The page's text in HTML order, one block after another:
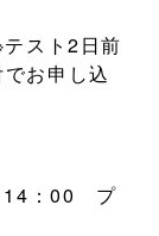
スト2日前
お申し込
14：00 プ